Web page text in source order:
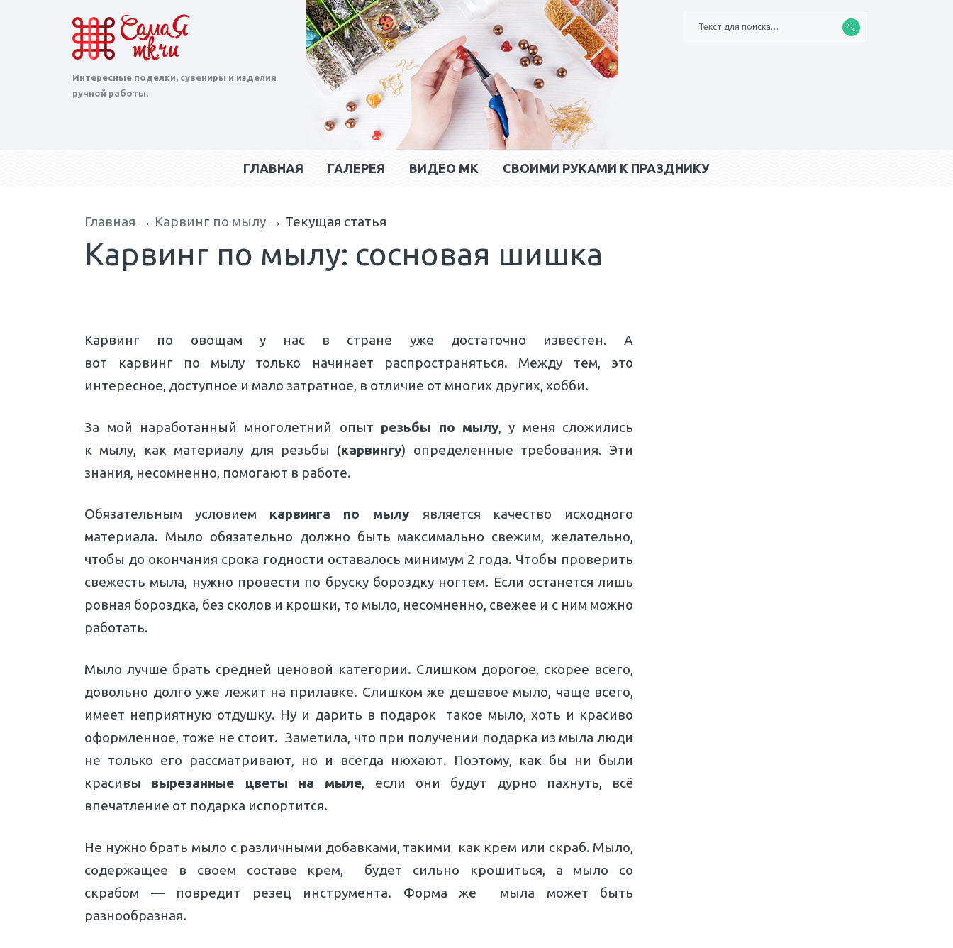
Интересные поделки, сувениры и изделия
ручной работы.
Текст для поиска…
ГЛАВНАЯ ГАЛЕРЕЯ ВИДЕО МК CВОИМИ РУКАМИ К ПРАЗДНИКУ
Главная → Карвинг по мылу → Текущая статья
Карвинг по мылу: сосновая шишка
Карвинг по овощам у нас в стране уже достаточно известен. А
вот карвинг по мылу только начинает распространяться. Между тем, это
интересное, доступное и мало затратное, в отличие от многих других, хобби.
За мой наработанный многолетний опыт резьбы по мылу, у меня сложились
к мылу, как материалу для резьбы (карвингу) определенные требования. Эти
знания, несомненно, помогают в работе.
Обязательным условием карвинга по мылу является качество исходного
материала. Мыло обязательно должно быть максимально свежим, желательно,
чтобы до окончания срока годности оставалось минимум 2 года. Чтобы проверить
свежесть мыла, нужно провести по бруску бороздку ногтем. Если останется лишь
ровная бороздка, без сколов и крошки, то мыло, несомненно, свежее и с ним можно
работать.
Мыло лучше брать средней ценовой категории. Слишком дорогое, скорее всего,
довольно долго уже лежит на прилавке. Слишком же дешевое мыло, чаще всего,
имеет неприятную отдушку. Ну и дарить в подарок такое мыло, хоть и красиво
оформленное, тоже не стоит. Заметила, что при получении подарка из мыла люди
не только его рассматривают, но и всегда нюхают. Поэтому, как бы ни были
красивы вырезанные цветы на мыле, если они будут дурно пахнуть, всё
впечатление от подарка испортится.
Не нужно брать мыло с различными добавками, такими как крем или скраб. Мыло,
содержащее в своем составе крем, будет сильно крошиться, а мыло со
скрабом — повредит резец инструмента. Форма же мыла может быть
разнообразная.